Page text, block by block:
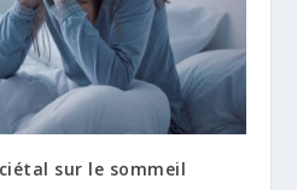
sur le sommeil